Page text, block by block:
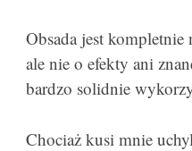
Obsada jest
ale nie o efekty ani
bardzo solidnie
Chociaż kusi mnie